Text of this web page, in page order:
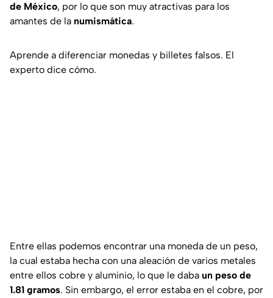
de México, por lo que son muy atractivas para los
amantes de la numismática.
Aprende a diferenciar monedas y billetes falsos. El
experto dice cómo.
Entre ellas podemos encontrar una moneda de un peso,
la cual estaba hecha con una aleación de varios metales
entre ellos cobre y aluminio, lo que le daba un peso de
1.81 gramos. Sin embargo, el error estaba en el cobre, por